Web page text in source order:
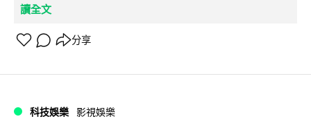
讀全文
分享
科技娛樂 影視娛樂